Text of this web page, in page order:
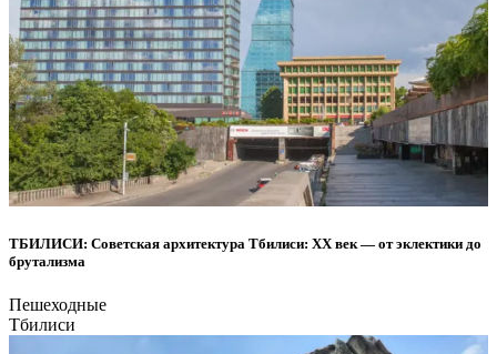
ТБИЛИСИ: Советская архитектура Тбилиси: ХХ век — от эклектики до
брутализма
Пешеходные
Тбилиси